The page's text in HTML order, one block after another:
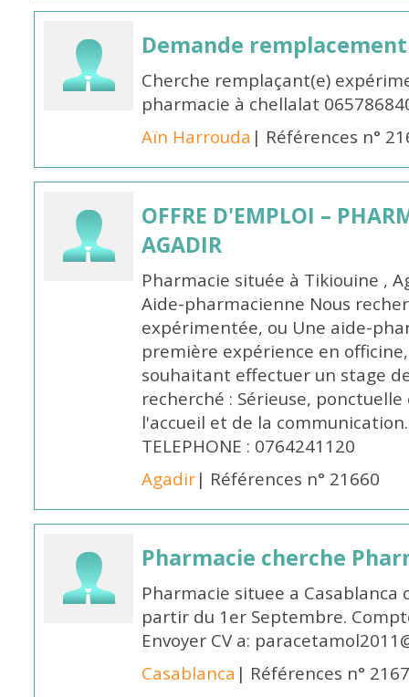
Demande remplacement
Cherche remplaçant(e)
pharmacie à chellalat
Aïn Harrouda | Références n°
OFFRE D'EMPLOI –
AGADIR
Pharmacie située à Tikiouine ,
Aide-pharmacienne Nous
expérimentée, ou Une aide-
première expérience en
souhaitant effectuer un stage
recherché : Sérieuse,
l'accueil et de la
TELEPHONE : 0764241120
Agadir| Références n° 21660
Pharmacie cherche
Pharmacie situee a
partir du 1er Septembre.
Envoyer CV a:
Casablanca | Références n°